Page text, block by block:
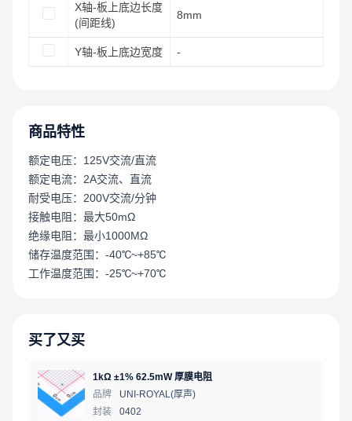
X轴-板上底边长度
(间距线)
8mm
Y轴-板上底边宽度 -
商品特性
额定电压：125V交流/直流
额定电流：2A交流、直流
耐受电压：200V交流/分钟
接触电阻：最大50mΩ
绝缘电阻：最小1000MΩ
储存温度范围：-40℃~+85℃
工作温度范围：-25℃~+70℃
买了又买
1kΩ ±1% 62.5mW 厚膜电阻
品牌
UNI-ROYAL(厚声)
封装
0402